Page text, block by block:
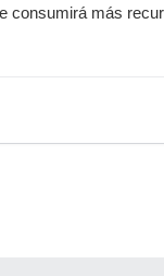
consumirá más